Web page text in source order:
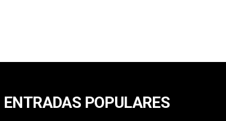
ENTRADAS POPULARES